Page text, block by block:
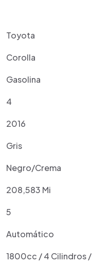
Toyota
Corolla
Gasolina
4
2016
Gris
Negro/Crema
208,583 Mi
5
Automático
1800cc / 4 Cilindros /